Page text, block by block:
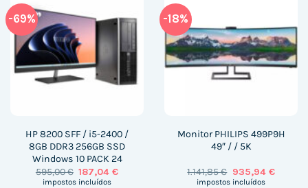
-69%
HP 8200 SFF / i5-2400 /
8GB DDR3 256GB SSD
Windows 10 PACK 24
595,00€ O
preço
187,04€O
impostos incluídos
-18%
Monitor PHILIPS 499P9H
49″ / / 5K
1.141,85€ O
preço
935,94 €O
impostos incluídos